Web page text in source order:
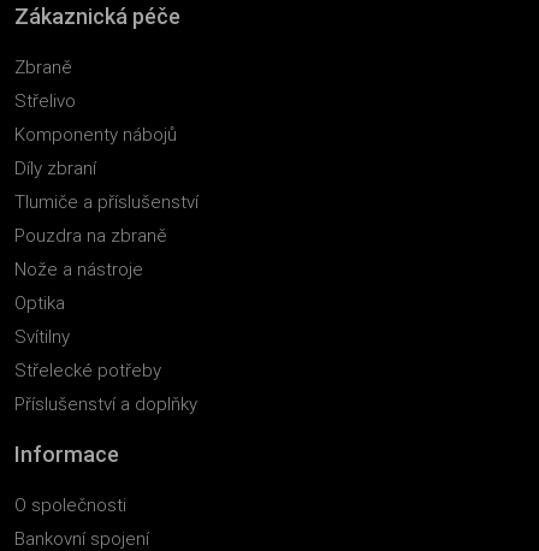
Zákaznická péče
Zbraně
Střelivo
Komponenty nábojů
Díly zbraní
Tlumiče a příslušenství
Pouzdra na zbraně
Nože a nástroje
Optika
Svítilny
Střelecké potřeby
Příslušenství a doplňky
Informace
O společnosti
Bankovní spojení